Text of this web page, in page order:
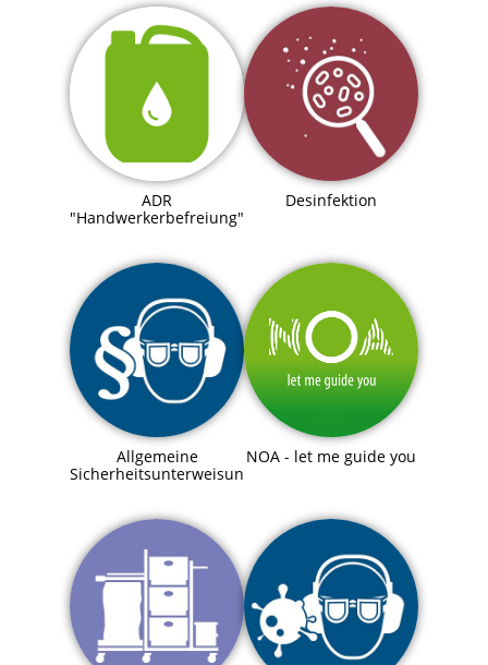
ADR
"Handwerkerbefreiung"
Desinfektion
Allgemeine
Sicherheitsunterweisung
NOA - let me guide you